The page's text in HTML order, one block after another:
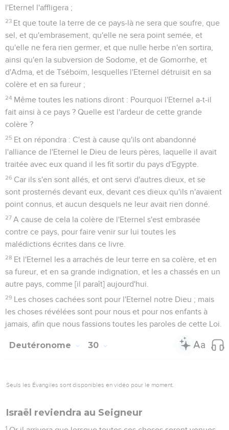
l'Eternel l'affligera ;
23 Et que toute la terre de ce pays-là ne sera que soufre, que
sel, et qu'embrasement, qu'elle ne sera point semée, et
qu'elle ne fera rien germer, et que nulle herbe n'en sortira,
ainsi qu'en la subversion de Sodome, et de Gomorrhe, et
d'Adma, et de Tséboïm, lesquelles l'Eternel détruisit en sa
colère et en sa fureur ;
24 Même toutes les nations diront : Pourquoi l'Eternel a-t-il
fait ainsi à ce pays ? Quelle est l'ardeur de cette grande
colère ?
25 Et on répondra : C'est à cause qu'ils ont abandonné
l'alliance de l'Eternel le Dieu de leurs pères, laquelle il avait
traitée avec eux quand il les fit sortir du pays d'Egypte.
26 Car ils s'en sont allés, et ont servi d'autres dieux, et se
sont prosternés devant eux, devant ces dieux qu'ils n'avaient
point connus, et aucun desquels ne leur avait rien donné.
27 A cause de cela la colère de l'Eternel s'est embrasée
contre ce pays, pour faire venir sur lui toutes les
malédictions écrites dans ce livre.
28 Et l'Eternel les a arrachés de leur terre en sa colère, et en
sa fureur, et en sa grande indignation, et les a chassés en un
autre pays, comme [il paraît] aujourd'hui.
29 Les choses cachées sont pour l'Eternel notre Dieu ; mais
les choses révélées sont pour nous et pour nos enfants à
jamais, afin que nous fassions toutes les paroles de cette Loi.
Deutéronome 30
Seuls les Évangiles sont disponibles en vidéo pour le moment.
Israël reviendra au Seigneur
1